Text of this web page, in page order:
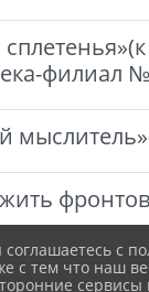
филиал
и книгах
с
с тем что наш
сервисы